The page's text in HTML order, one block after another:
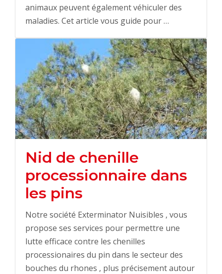
animaux peuvent également véhiculer des
maladies. Cet article vous guide pour …
Nid de chenille
processionnaire dans
les pins
Notre société Exterminator Nuisibles , vous
propose ses services pour permettre une
lutte efficace contre les chenilles
processionaires du pin dans le secteur des
bouches du rhones , plus précisement autour